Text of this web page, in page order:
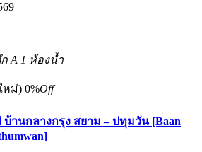
A 1 ห้องน้ำ
หม่) 0%Off
บ้านกลางกรุง สยาม – ปทุมวัน [Baan